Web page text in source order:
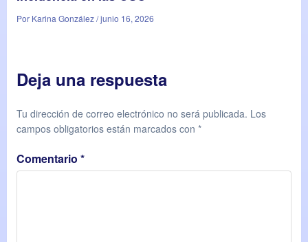
Por Karina González / junio 16, 2026
Deja una respuesta
Tu dirección de correo electrónico no será publicada. Los
campos obligatorios están marcados con *
Comentario *